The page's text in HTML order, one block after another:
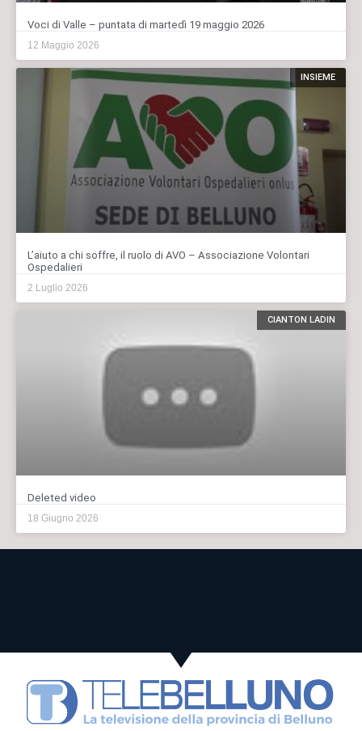
Voci di Valle – puntata di martedì 19 maggio 2026
12 Maggio 2026
INSIEME
L’aiuto a chi soffre, il ruolo di AVO – Associazione Volontari
Ospedalieri
2 Luglio 2026
CIANTON LADIN
Deleted video
18 Giugno 2026